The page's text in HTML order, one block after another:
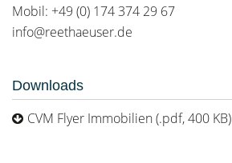
Mobil: +49 (0) 174 374 29 67
info@reethaeuser.de
Downloads
CVM Flyer Immobilien (.pdf, 400 KB)